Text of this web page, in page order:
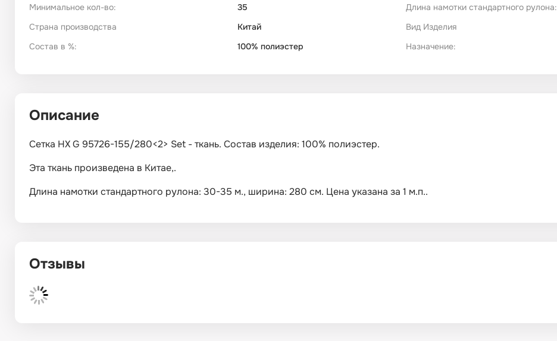
Минимальное кол-во:
35
Страна производства
Китай
Состав в %:
100% полиэстер
Длина намотки стандартного рулона:
Вид Изделия
Назначение:
Описание
Сетка HX G 95726-155/280<2> Set - ткань. Состав изделия: 100% полиэстер.
Эта ткань произведена в Китае,.
Длина намотки стандартного рулона: 30-35 м., ширина: 280 см. Цена указана за 1 м.п..
Отзывы